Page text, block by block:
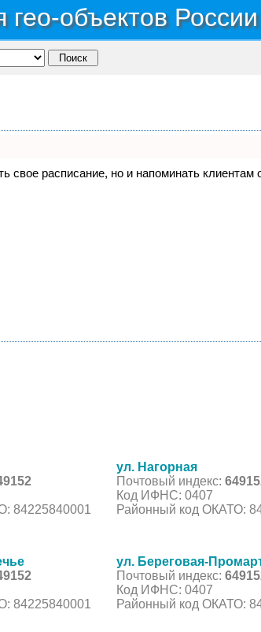
объектов России
свое расписание, но и напоминать
84225840001
ул. Нагорная
Почтовый индекс:
Код ИФНС: 0407
Районный код ОКАТО:
84225840001
ул. Береговая-
Почтовый индекс:
Код ИФНС: 0407
Районный код ОКАТО: